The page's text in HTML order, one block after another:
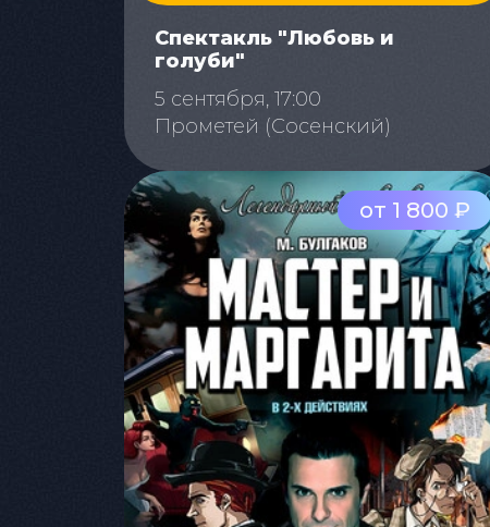
Спектакль "Любовь и
голуби"
5 сентября, 17:00
Прометей (Сосенский)
от 1 800 ₽